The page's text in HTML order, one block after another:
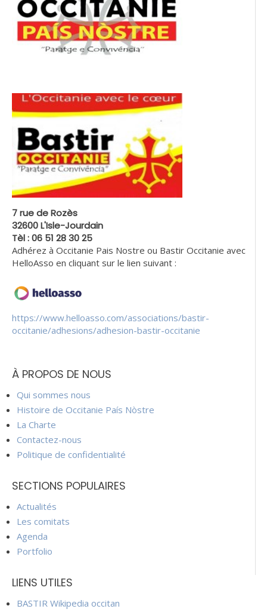
7 rue de Rozès
32600 L'Isle-Jourdain
Tèl : 06 51 28 30 25
Adhérez à Occitanie Pais Nostre ou Bastir Occitanie avec
HelloAsso en cliquant sur le lien suivant :
https://www.helloasso.com/associations/bastir-
occitanie/adhesions/adhesion-bastir-occitanie
À PROPOS DE NOUS
Qui sommes nous
Histoire de Occitanie País Nòstre
La Charte
Contactez-nous
Politique de confidentialité
SECTIONS POPULAIRES
Actualités
Les comitats
Agenda
Portfolio
LIENS UTILES
BASTIR Wikipedia occitan